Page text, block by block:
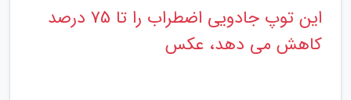
این توپ جادویی اضطراب را تا 75 درصد
کاهش می دهد، عکس